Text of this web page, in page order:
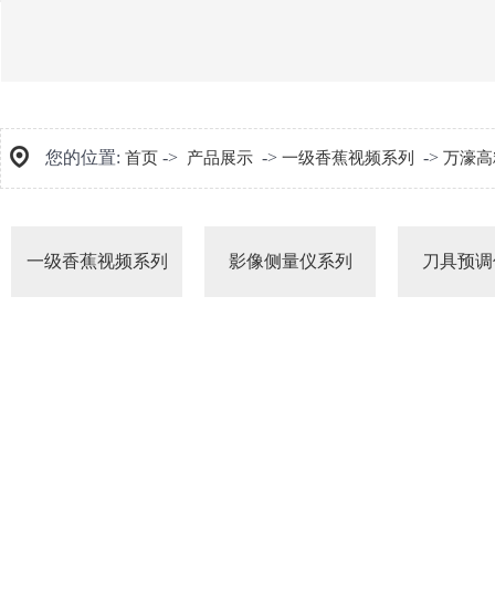
您的位置: 首页 -> 产品展示 -> 一级香蕉视频系列 -> 万濠
一级香蕉视频系列 影像侧量仪系列 刀具预